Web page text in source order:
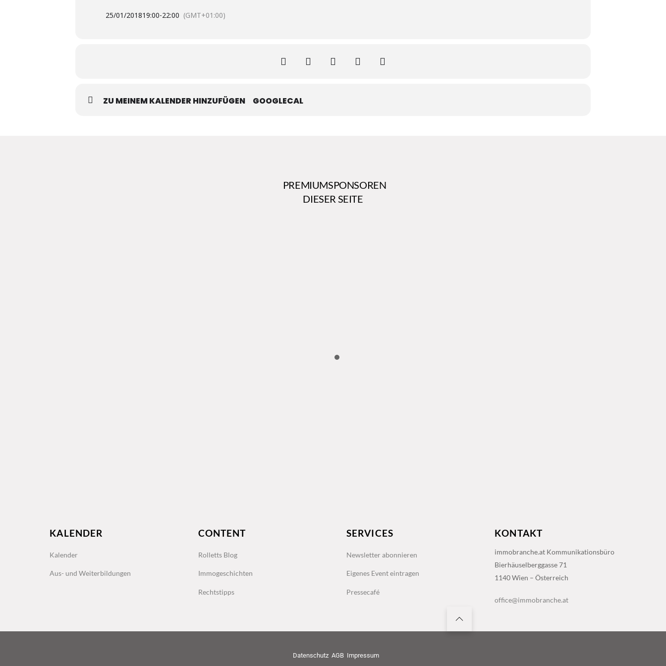
25/01/201819:00-22:00 (GMT+01:00)
ZU MEINEM KALENDER HINZUFÜGEN GOOGLECAL
PREMIUMSPONSOREN
DIESER SEITE
KALENDER
Kalender
Aus- und Weiterbildungen
CONTENT
Rolletts Blog
Immogeschichten
Rechtstipps
SERVICES
Newsletter abonnieren
Eigenes Event eintragen
Pressecafé
KONTAKT
immobranche.at Kommunikationsbüro
Bierhäuselberggasse 71
1140 Wien – Österreich
office@immobranche.at
Datenschutz AGB Impressum